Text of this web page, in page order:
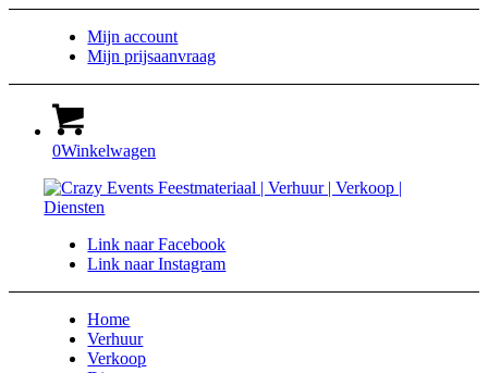
Mijn account
Mijn prijsaanvraag
0Winkelwagen
Link naar Facebook
Link naar Instagram
Home
Verhuur
Verkoop